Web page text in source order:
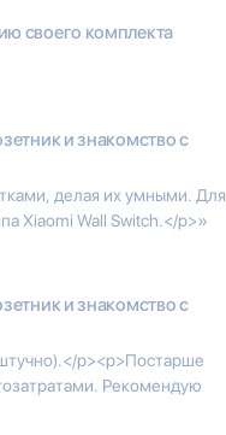
своего комплекта
и знакомство с
делая их умными. Для
Xiaomi Wall Switch.</p>»
и знакомство с
p><p>Постарше
Рекомендую